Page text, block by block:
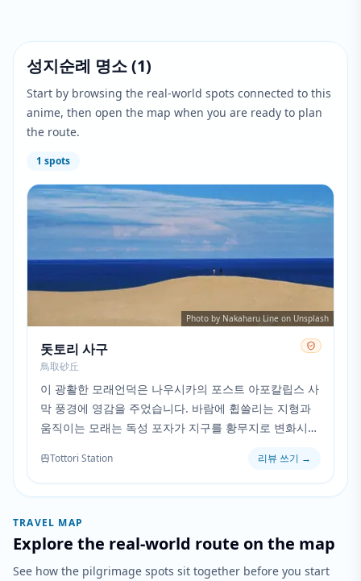
성지순례 명소(1)
Start by browsing the real-world spots connected to this
anime, then open the map when you are ready to plan
the route.
1 spots
Photo by Nakaharu Line on Unsplash
돗토리 사구
鳥取砂丘
이 광활한 모래언덕은 나우시카의 포스트 아포칼립스 사
막 풍경에 영감을 주었습니다. 바람에 휩쓸리는 지형과
움직이는 모래는 독성 포자가 지구를 황무지로 변화시킨
Tottori Station 리뷰 쓰기 →
TRAVEL MAP
Explore the real-world route on the map
See how the pilgrimage spots sit together before you start